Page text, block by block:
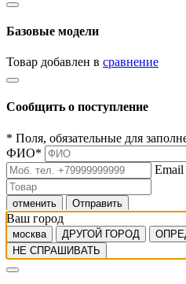
Базовые модели
Товар добавлен в сравнение
Сообщить о поступление
* Поля, обязательные для
ФИО*
Email
отменить Отправить
Ваш город
москва ДРУГОЙ ГОРОД
НЕ СПРАШИВАТЬ